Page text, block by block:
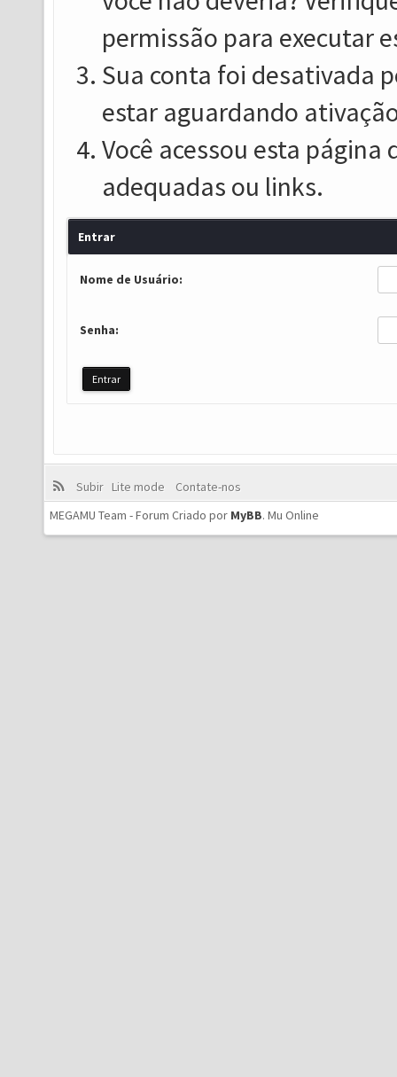
permissão para executar
Sua conta foi desativada
estar aguardando
Você acessou esta
adequadas ou links.
Entrar
Nome de Usuário:
Senha:
Subir Lite mode
Contate-nos
MEGAMU Team - Forum Criado por MyBB. Mu Online